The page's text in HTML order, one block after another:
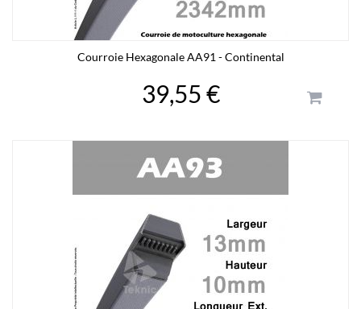
Courroie Hexagonale AA91 - Continental
39,55 €